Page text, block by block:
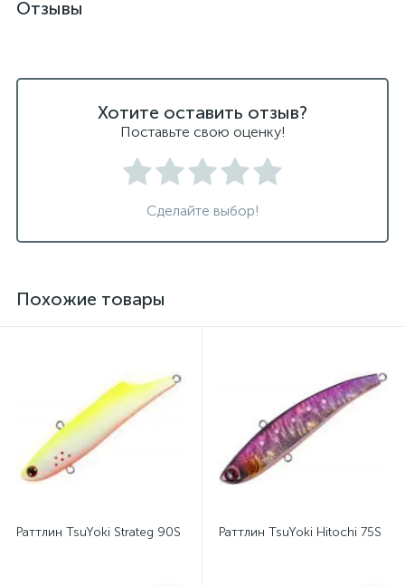
Отзывы
Хотите оставить отзыв?
Поставьте свою оценку!
Сделайте выбор!
Похожие товары
Раттлин TsuYoki Strateg 90S Раттлин TsuYoki Hitochi 75S